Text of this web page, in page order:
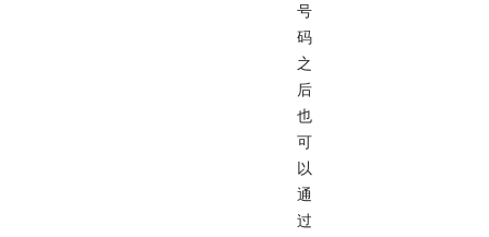
号
码
之
后
也
可
以
通
过